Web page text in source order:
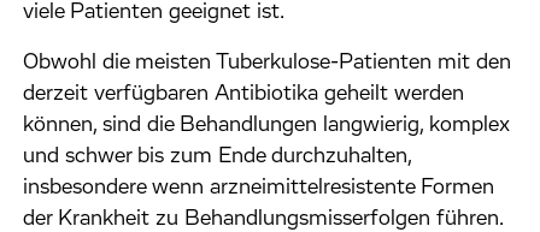
viele Patienten geeignet ist.
Obwohl die meisten Tuberkulose-Patienten mit den
derzeit verfügbaren Antibiotika geheilt werden
können, sind die Behandlungen langwierig, komplex
und schwer bis zum Ende durchzuhalten,
insbesondere wenn arzneimittelresistente Formen
der Krankheit zu Behandlungsmisserfolgen führen.